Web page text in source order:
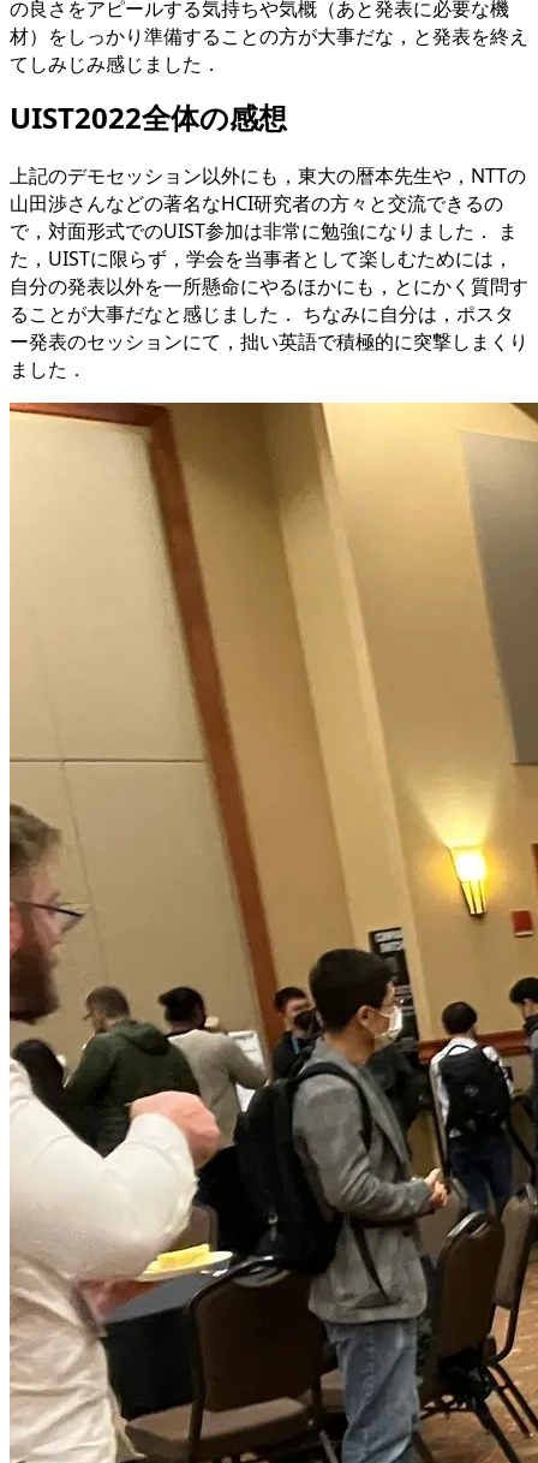
の良さをアピールする気持ちや気概（あと発表に必要な機
材）をしっかり準備することの方が大事だな，と発表を終え
てしみじみ感じました．
UIST2022全体の感想
上記のデモセッション以外にも，東大の暦本先生や，NTTの
山田渉さんなどの著名なHCI研究者の方々と交流できるの
で，対面形式でのUIST参加は非常に勉強になりました． ま
た，UISTに限らず，学会を当事者として楽しむためには，
自分の発表以外を一所懸命にやるほかにも，とにかく質問す
ることが大事だなと感じました． ちなみに自分は，ポスタ
ー発表のセッションにて，拙い英語で積極的に突撃しまくり
ました．